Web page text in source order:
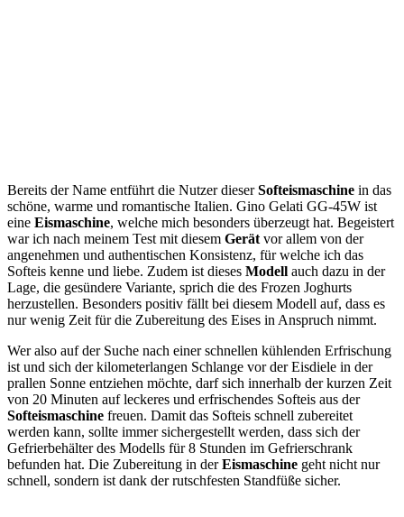
Bereits der Name entführt die Nutzer dieserSofteismaschine in das
schöne, warme und romantische Italien. Gino Gelati GG-45W ist
eine Eismaschine, welche mich besonders überzeugt hat. Begeistert
war ich nach meinem Test mit diesem Gerät vor allem von der
angenehmen und authentischen Konsistenz, für welche ich das
Softeis kenne und liebe. Zudem ist dieses Modell auch dazu in der
Lage, die gesündere Variante, sprich die des Frozen Joghurts
herzustellen. Besonders positiv fällt bei diesem Modell auf, dass es
nur wenig Zeit für die Zubereitung des Eises in Anspruch nimmt.
Wer also auf der Suche nach einer schnellen kühlenden Erfrischung
ist und sich der kilometerlangen Schlange vor der Eisdiele in der
prallen Sonne entziehen möchte, darf sich innerhalb der kurzen Zeit
von 20 Minuten auf leckeres und erfrischendes Softeis aus der
Softeismaschine freuen. Damit das Softeis schnell zubereitet
werden kann, sollte immer sichergestellt werden, dass sich der
Gefrierbehälter des Modells für 8 Stunden im Gefrierschrank
befunden hat. Die Zubereitung in derEismaschine geht nicht nur
schnell, sondern ist dank der rutschfesten Standfüße sicher.